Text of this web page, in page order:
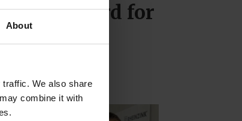
About
We also share
combine it with
standard for